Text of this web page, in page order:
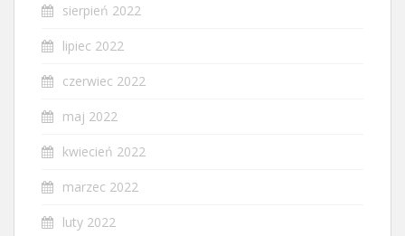
sierpień 2022
lipiec 2022
czerwiec 2022
maj 2022
kwiecień 2022
marzec 2022
luty 2022